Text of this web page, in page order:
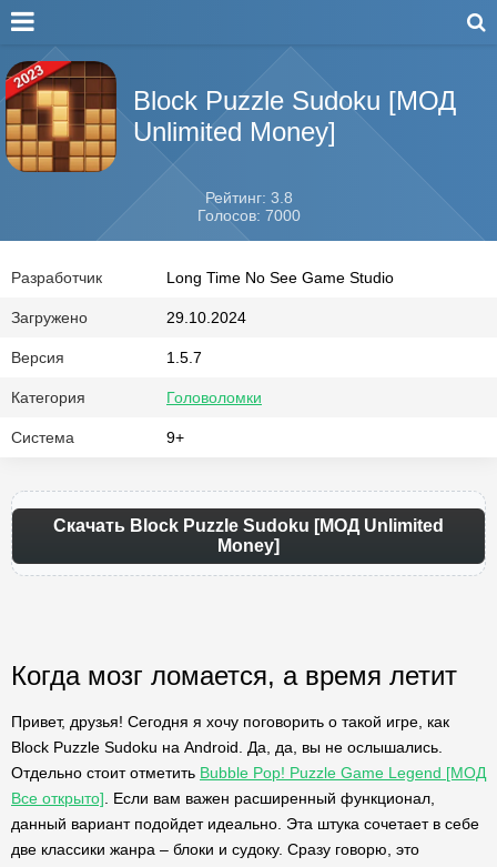
Block Puzzle Sudoku [МОД
Unlimited Money]
Рейтинг: 3.8
Голосов: 7000
Разработчик Long Time No See Game Studio
Загружено 29.10.2024
Версия 1.5.7
Категория Головоломки
Система 9+
Скачать Block Puzzle Sudoku [МОД Unlimited
Money]
Когда мозг ломается, а время летит
Привет, друзья! Сегодня я хочу поговорить о такой игре, как
Block Puzzle Sudoku на Android. Да, да, вы не ослышались.
Отдельно стоит отметить Bubble Pop! Puzzle Game Legend [МОД
Все открыто] . Если вам важен расширенный функционал,
данный вариант подойдет идеально. Эта штука сочетает в себе
две классики жанра – блоки и судоку. Сразу говорю, это